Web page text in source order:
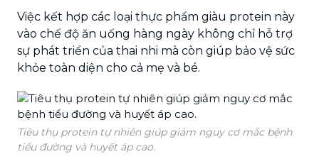
Việc kết hợp các loại thực phẩm giàu protein này
vào chế độ ăn uống hàng ngày không chỉ hỗ trợ
sự phát triển của thai nhi mà còn giúp bảo vệ sức
khỏe toàn diện cho cả mẹ và bé.
Tiêu thụ protein tự nhiên giúp giảm nguy cơ mắc bệnh
tiểu đường và huyết áp cao.